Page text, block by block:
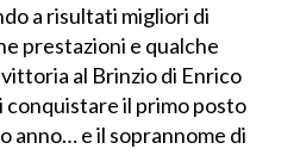
a risultati migliori di
prestazioni e qualche
al Brinzio di Enrico
conquistare il primo posto
anno… e il soprannome di